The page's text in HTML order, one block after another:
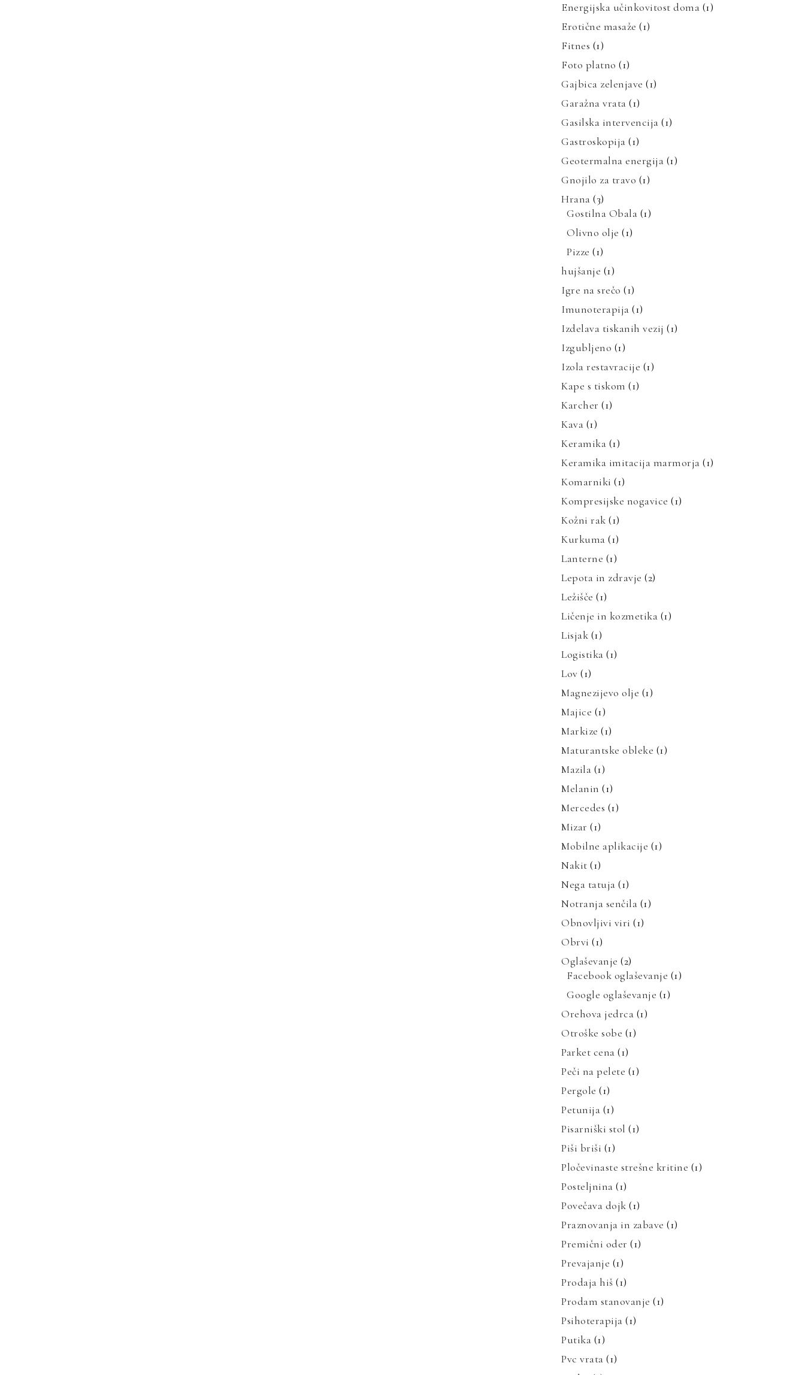
Energijska učinkovitost doma (1)
Erotične masaže (1)
Fitnes (1)
Foto platno (1)
Gajbica zelenjave (1)
Garažna vrata (1)
Gasilska intervencija (1)
Gastroskopija (1)
Geotermalna energija (1)
Gnojilo za travo (1)
Hrana (3)
Gostilna Obala (1)
Olivno olje (1)
Pizze (1)
hujšanje (1)
Igre na srečo (1)
Imunoterapija (1)
Izdelava tiskanih vezij (1)
Izgubljeno (1)
Izola restavracije (1)
Kape s tiskom (1)
Karcher (1)
Kava (1)
Keramika (1)
Keramika imitacija marmorja (1)
Komarniki (1)
Kompresijske nogavice (1)
Kožni rak (1)
Kurkuma (1)
Lanterne (1)
Lepota in zdravje (2)
Ležišče (1)
Ličenje in kozmetika (1)
Lisjak (1)
Logistika (1)
Lov (1)
Magnezijevo olje (1)
Majice (1)
Markize (1)
Maturantske obleke (1)
Mazila (1)
Melanin (1)
Mercedes (1)
Mizar (1)
Mobilne aplikacije (1)
Nakit (1)
Nega tatuja (1)
Notranja senčila (1)
Obnovljivi viri (1)
Obrvi (1)
Oglaševanje (2)
Facebook oglaševanje (1)
Google oglaševanje (1)
Orehova jedrca (1)
Otroške sobe (1)
Parket cena (1)
Peči na pelete (1)
Pergole (1)
Petunija (1)
Pisarniški stol (1)
Piši briši (1)
Pločevinaste strešne kritine (1)
Posteljnina (1)
Povečava dojk (1)
Praznovanja in zabave (1)
Premični oder (1)
Prevajanje (1)
Prodaja hiš (1)
Prodam stanovanje (1)
Psihoterapija (1)
Putika (1)
Pvc vrata (1)